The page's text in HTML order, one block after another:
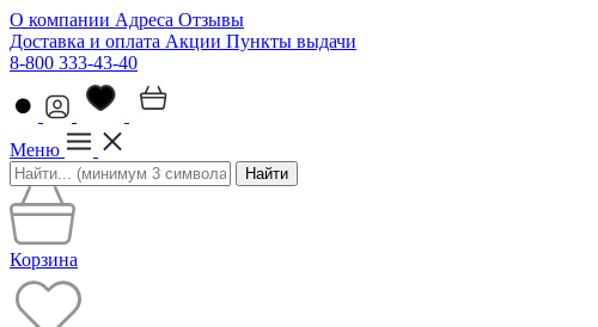
О компании Адреса Отзывы
Доставка и оплата Акции Пункты выдачи
8-800 333-43-40
Меню
Найти
Корзина